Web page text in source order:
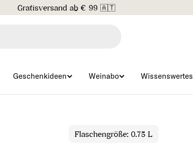
Gratisversand ab € 99 🇦🇹
Geschenkideen Weinabo Wissenswertes
Flaschengröße: 0.75 L